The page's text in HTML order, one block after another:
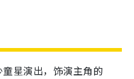
星演出，饰演主角的